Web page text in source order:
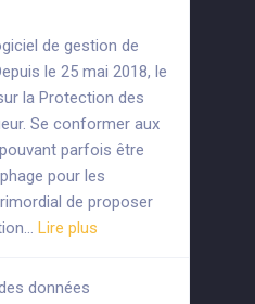
de gestion de
le 25 mai 2018, le
la Protection des
Se conformer aux
parfois être
pour les
de proposer
Lire plus
données